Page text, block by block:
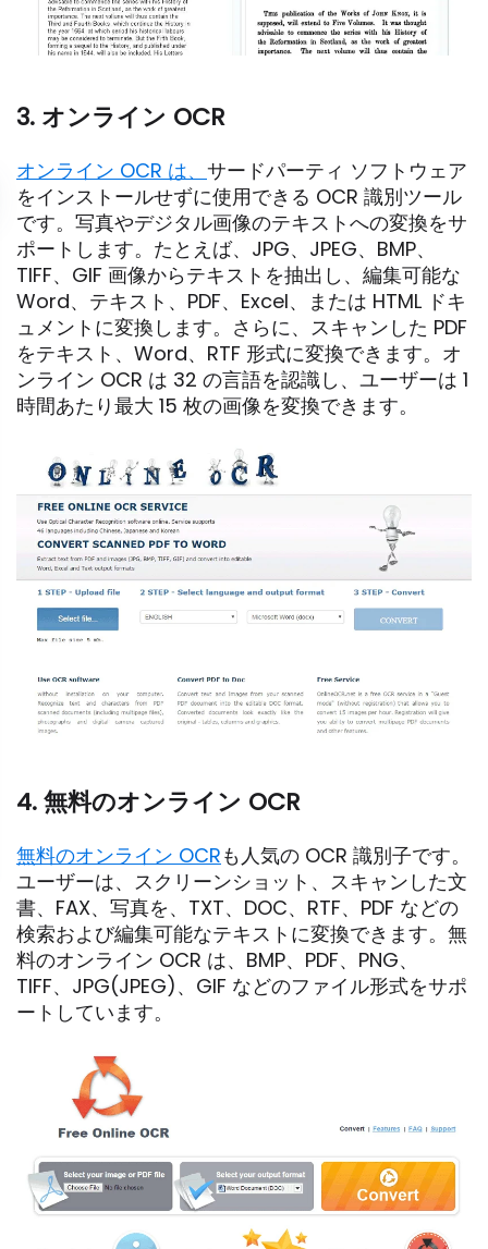
3. オンライン OCR
オンライン OCR は、 サードパーティ ソフトウェア
をインストールせずに使用できる OCR 識別ツール
です。写真やデジタル画像のテキストへの変換をサ
ポートします。たとえば、JPG、JPEG、BMP、
TIFF、GIF 画像からテキストを抽出し、編集可能な
Word、テキスト、PDF、Excel、または HTML ドキ
ュメントに変換します。さらに、スキャンした PDF
をテキスト、Word、RTF 形式に変換できます。オ
ンライン OCR は 32 の言語を認識し、ユーザーは 1
時間あたり最大 15 枚の画像を変換できます。
4. 無料のオンライン OCR
無料のオンライン OCRも人気の OCR 識別子です。
ユーザーは、スクリーンショット、スキャンした文
書、FAX、写真を、TXT、DOC、RTF、PDF などの
検索および編集可能なテキストに変換できます。無
料のオンライン OCR は、BMP、PDF、PNG、
TIFF、JPG(JPEG)、GIF などのファイル形式をサポ
ートしています。